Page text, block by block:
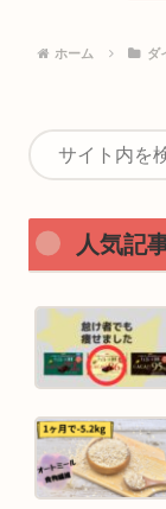
ホーム ダ
人気記